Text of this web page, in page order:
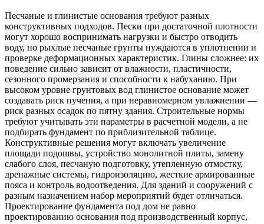
Песчаные и глинистые основания требуют разных
конструктивных подходов. Пески при достаточной плотности
могут хорошо воспринимать нагрузки и быстро отводить
воду, но рыхлые песчаные грунты нуждаются в уплотнении и
проверке деформационных характеристик. Глины сложнее: их
поведение сильно зависит от влажности, пластичности,
сезонного промерзания и способности к набуханию. При
высоком уровне грунтовых вод глинистое основание может
создавать риск пучения, а при неравномерном увлажнении —
риск разных осадок по пятну здания. Строительные нормы
требуют учитывать эти параметры в расчетной модели, а не
подбирать фундамент по приблизительной таблице.
Конструктивные решения могут включать увеличение
площади подошвы, устройство монолитной плиты, замену
слабого слоя, песчаную подготовку, утепленную отмостку,
дренажные системы, гидроизоляцию, жесткие армированные
пояса и контроль водоотведения. Для зданий и сооружений с
разным назначением набор мероприятий будет отличаться.
Проектирование фундамента под дом не равно
проектированию основания под производственный корпус,